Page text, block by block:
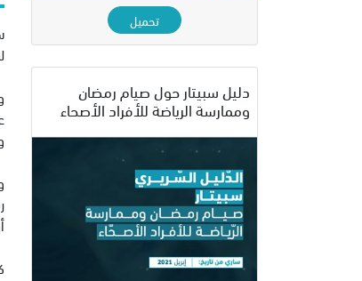
تحميل
دليل سبيتار حول صيام رمضان
وممارسة الرياضة للأفراد الأصحاء